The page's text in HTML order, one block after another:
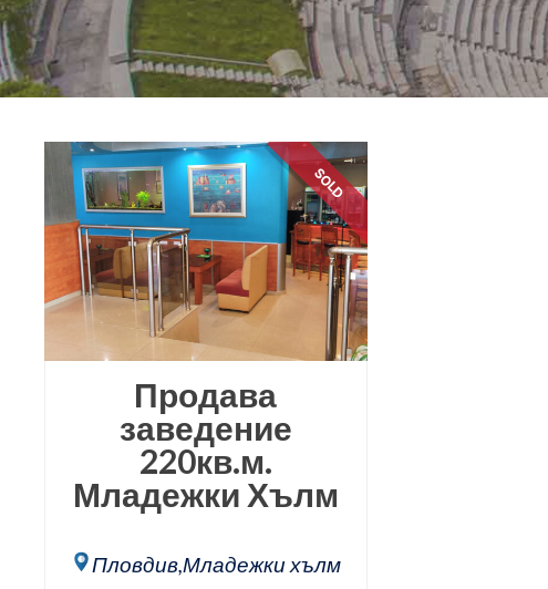
SOLD
Продава
заведение
220кв.м.
Младежки Хълм
Пловдив,Младежки хълм